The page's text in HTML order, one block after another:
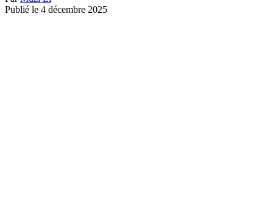
Publié le 4 décembre 2025